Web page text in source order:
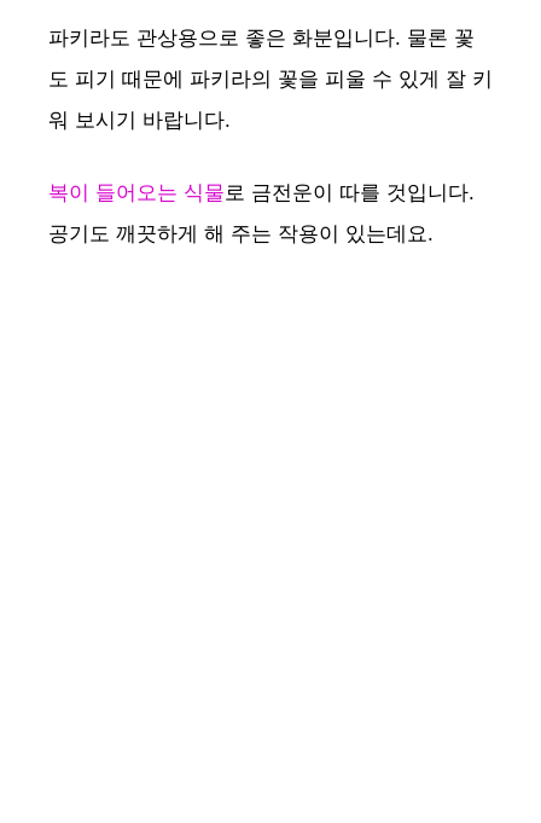
파키라도 관상용으로 좋은 화분입니다. 물론 꽃
도 피기 때문에 파키라의 꽃을 피울 수 있게 잘 키
워 보시기 바랍니다.
복이 들어오는 식물 로 금전운이 따를 것입니다.
공기도 깨끗하게 해 주는 작용이 있는데요.